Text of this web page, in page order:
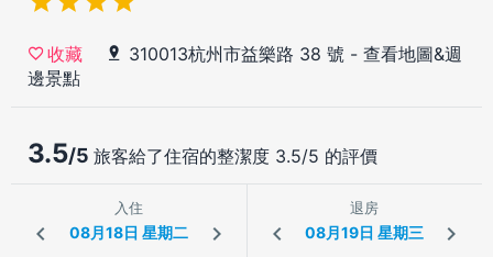
收藏 310013杭州市益樂路 38 號 - 查看地圖&週
邊景點
3.5/5 旅客給了住宿的整潔度 3.5/5 的評價
入住 退房